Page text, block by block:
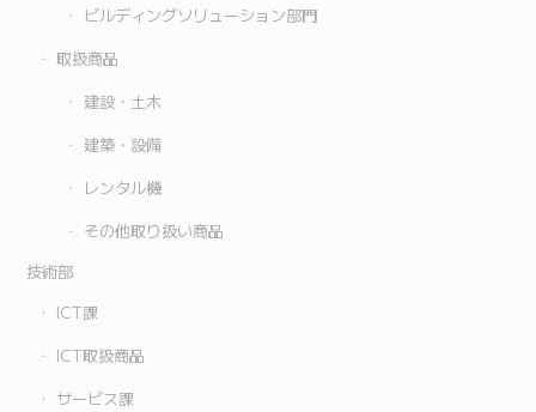
ビルディングソリューション部門
取扱商品
建設・土木
建築・設備
レンタル機
その他取り扱い商品
技術部
ICT課
ICT取扱商品
サービス課